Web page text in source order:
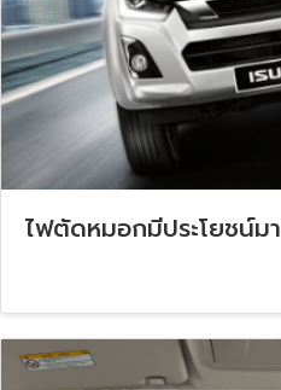
ไฟตัดหมอกมีประโยชน์ม